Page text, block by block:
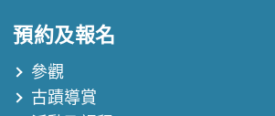
預約及報名
參觀
古蹟導賞